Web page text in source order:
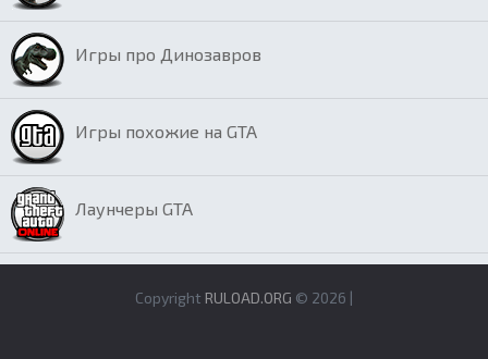
Игры про Динозавров
Игры похожие на GTA
Лаунчеры GTA
Copyright RULOAD.ORG © 2026 |